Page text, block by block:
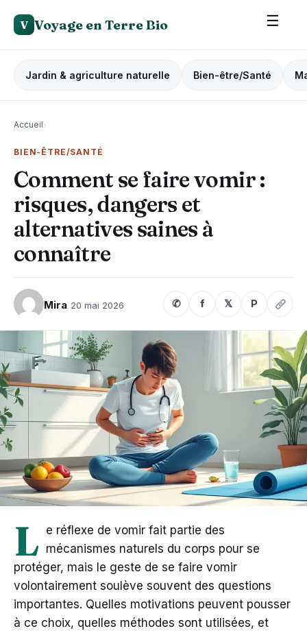
V Voyage en Terre Bio ☰
Jardin & agriculture naturelle Bien-être/Santé
Accueil›
BIEN-ÊTRE/SANTÉ
Comment se faire vomir :
risques, dangers et
alternatives saines à
connaître
Mira 20 mai 2026 ✆ f 𝕏 P
L e réflexe de vomir fait partie des
mécanismes naturels du corps pour se
protéger, mais le geste de se faire vomir
volontairement soulève souvent des questions
importantes. Quelles motivations peuvent pousser
à ce choix, quelles méthodes sont utilisées, et